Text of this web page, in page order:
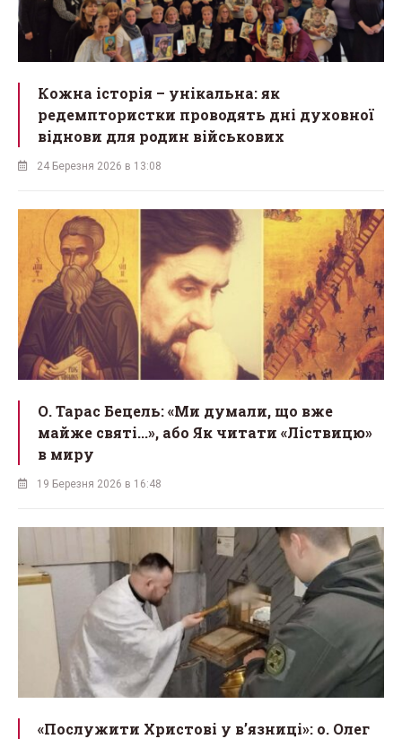
Кожна історія – унікальна: як
редемптористки проводять дні духовної
віднови для родин військових
24 Березня 2026 в 13:08
О. Тарас Бецель: «Ми думали, що вже
майже святі...», або Як читати «Ліствицю»
в миру
19 Березня 2026 в 16:48
«Послужити Христові у вʼязниці»: о. Олег